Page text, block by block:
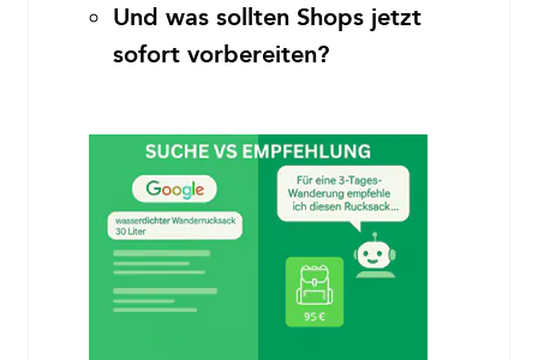
Und was sollten Shops jetzt
sofort vorbereiten?